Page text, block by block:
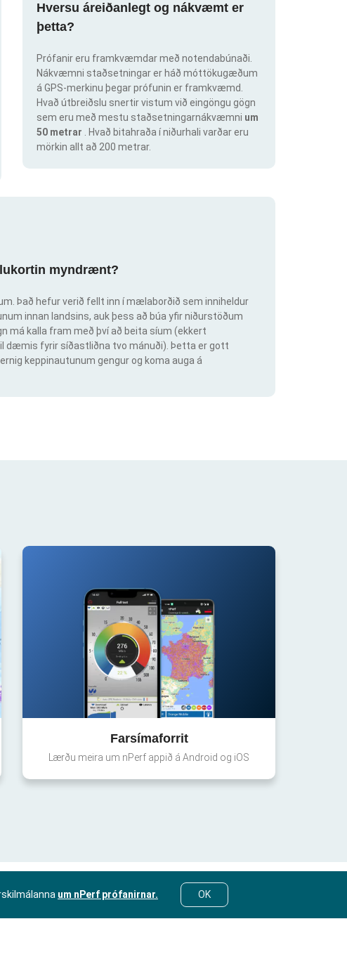
Hversu áreiðanlegt og nákvæmt er
þetta?
Prófanir eru framkvæmdar með notendabúnaði.
Nákvæmni staðsetningar er háð móttökugæðum
á GPS-merkinu þegar prófunin er framkvæmd.
Hvað útbreiðslu snertir vistum við eingöngu gögn
sem eru með mestu staðsetningarnákvæmni um
50 metrar
. Hvað bitahraða í niðurhali varðar eru
mörkin allt að 200 metrar.
myndrænt?
Það hefur verið fellt inn í mælaborðið sem inniheldur
innan landsins, auk þess að búa yfir niðurstöðum
má kalla fram með því að beita síum (ekkert
dæmis fyrir síðastliðna tvo mánuði). Þetta er gott
keppinautunum gengur og koma auga á
Farsímaforrit
Lærðu meira um nPerf appið á Android og iOS
um nPerf prófanirnar. OK